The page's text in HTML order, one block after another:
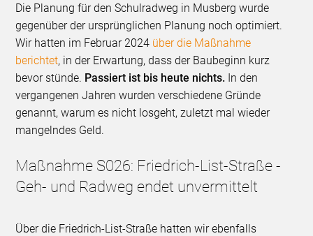
Die Planung für den Schulradweg in Musberg wurde
gegenüber der ursprünglichen Planung noch optimiert.
Wir hatten im Februar 2024 über die Maßnahme
berichtet, in der Erwartung, dass der Baubeginn kurz
bevor stünde. Passiert ist bis heute nichts. In den
vergangenen Jahren wurden verschiedene Gründe
genannt, warum es nicht losgeht, zuletzt mal wieder
mangelndes Geld.
Maßnahme S026: Friedrich-List-Straße -
Geh- und Radweg endet unvermittelt
Über die Friedrich-List-Straße hatten wir ebenfalls